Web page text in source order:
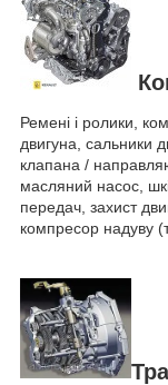
Ремені і ролики,
двигуна, сальники
клапана /
масляний насос,
передач, захист
компресор надуву